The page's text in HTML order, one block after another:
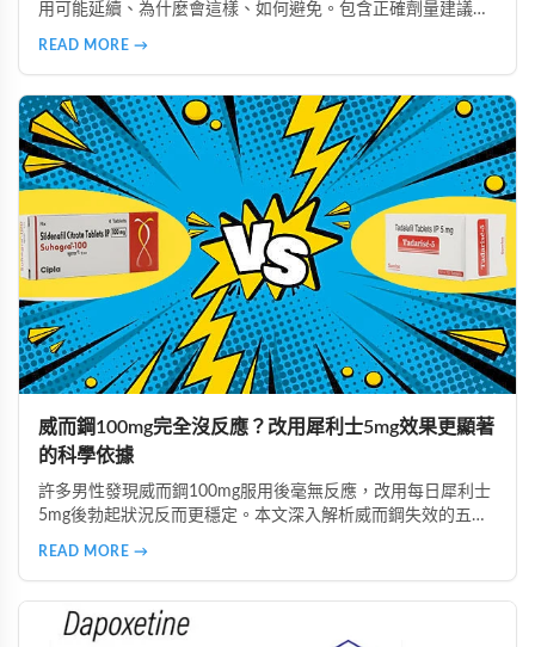
用可能延續、為什麼會這樣、如何避免。包含正確劑量建議、
READ MORE →
威而鋼100mg完全沒反應？改用犀利士5mg效果更顯著
的科學依據
許多男性發現威而鋼100mg服用後毫無反應，改用每日犀利士
5mg後勃起狀況反而更穩定。本文深入解析威而鋼失效的五大
用藥建議。
READ MORE →